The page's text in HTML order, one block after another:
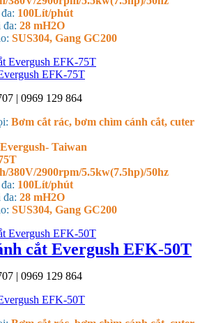
100Lít/phút
đa: 28 mH2O
SUS304, Gang GC200
EFK-75T
| 0969 129 864
Bơm cắt rác, bơm chìm cánh cắt, cuter
Evergush- Taiwan
380V/2900rpm/5.5kw(7.5hp)/50hz
100Lít/phút
đa: 28 mH2O
SUS304, Gang GC200
cắt Evergush EFK-50T
| 0969 129 864
EFK-50T